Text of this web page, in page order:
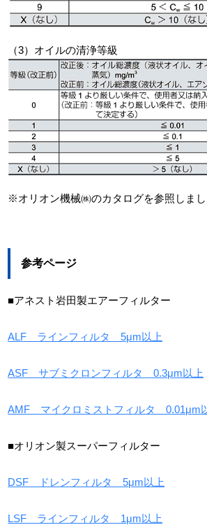
（3）オイルの清浄等級
※オリオン機械㈱のカタログを参照しまし
参考ページ
■アネスト岩田製エアーフィルター
ALF ラインフィルタ 5μm以上
ASF サブミクロンフィルタ 0.3μm以上
AMF マイクロミストフィルタ 0.01μm
■オリオン製スーパーフィルター
DSF ドレンフィルタ 5μm以上
LSF ラインフィルタ 1μm以上